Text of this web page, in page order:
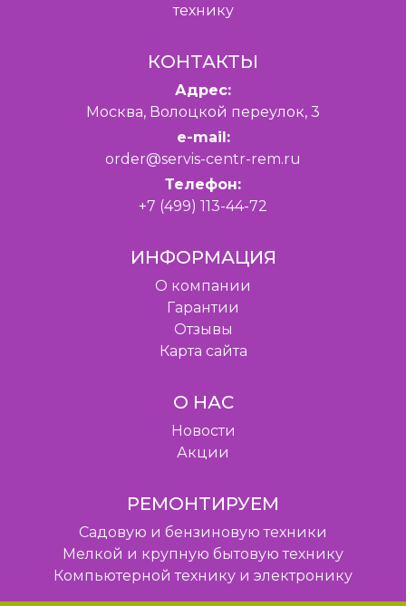
технику
КОНТАКТЫ
Адрес:
Москва, Волоцкой переулок, 3
e-mail:
order@servis-centr-rem.ru
Телефон:
+7 (499) 113-44-72
ИНФОРМАЦИЯ
O компании
Гарантии
Отзывы
Карта сайта
О НАС
Новости
Акции
РЕМОНТИРУЕМ
Садовую и бензиновую техники
Мелкой и крупную бытовую технику
Компьютерной технику и электронику